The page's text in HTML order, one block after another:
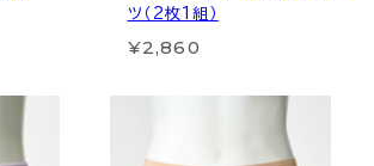
ツ（2枚1組）
¥2,860